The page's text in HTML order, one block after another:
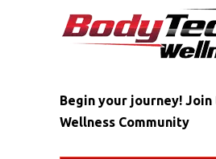
Begin your journey! Join
Wellness Community